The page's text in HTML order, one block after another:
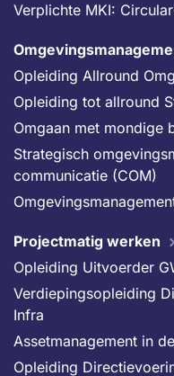
Verplichte MKI:
Opleiding Allround
Opleiding tot allround
Omgaan met mondige
Strategisch
communicatie (COM)
Projectmatig werken
Opleiding Uitvoerder
Verdiepingsopleiding
Infra
Assetmanagement in
Opleiding